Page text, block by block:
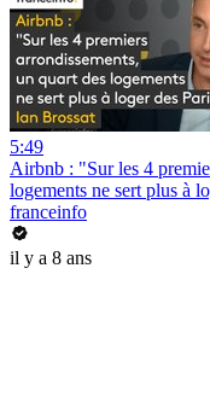
5:49
Airbnb : "Sur les 4
logements ne sert plus à
franceinfo
il y a 8 ans